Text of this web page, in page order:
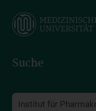
main
Suche